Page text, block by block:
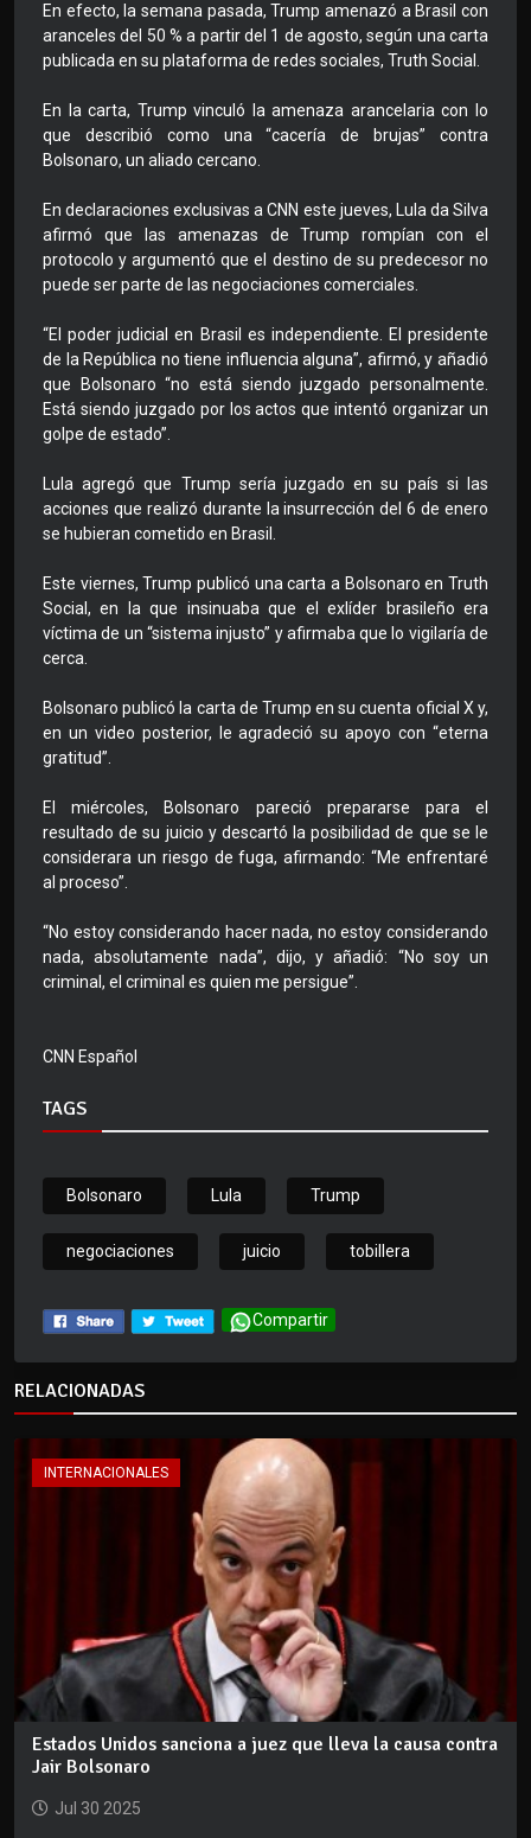
En efecto, la semana pasada, Trump amenazó a Brasil con
aranceles del 50 % a partir del 1 de agosto, según una carta
publicada en su plataforma de redes sociales, Truth Social.
En la carta, Trump vinculó la amenaza arancelaria con lo
que describió como una “cacería de brujas” contra
Bolsonaro, un aliado cercano.
En declaraciones exclusivas a CNN este jueves, Lula da Silva
afirmó que las amenazas de Trump rompían con el
protocolo y argumentó que el destino de su predecesor no
puede ser parte de las negociaciones comerciales.
“El poder judicial en Brasil es independiente. El presidente
de la República no tiene influencia alguna”, afirmó, y añadió
que Bolsonaro “no está siendo juzgado personalmente.
Está siendo juzgado por los actos que intentó organizar un
golpe de estado”.
Lula agregó que Trump sería juzgado en su país si las
acciones que realizó durante la insurrección del 6 de enero
se hubieran cometido en Brasil.
Este viernes, Trump publicó una carta a Bolsonaro en Truth
Social, en la que insinuaba que el exlíder brasileño era
víctima de un “sistema injusto” y afirmaba que lo vigilaría de
cerca.
Bolsonaro publicó la carta de Trump en su cuenta oficial X y,
en un video posterior, le agradeció su apoyo con “eterna
gratitud”.
El miércoles, Bolsonaro pareció prepararse para el
resultado de su juicio y descartó la posibilidad de que se le
considerara un riesgo de fuga, afirmando: “Me enfrentaré
al proceso”.
“No estoy considerando hacer nada, no estoy considerando
nada, absolutamente nada”, dijo, y añadió: “No soy un
criminal, el criminal es quien me persigue”.
CNN Español
TAGS
Bolsonaro Lula Trump
negociaciones juicio tobillera
Compartir
RELACIONADAS
INTERNACIONALES
Estados Unidos sanciona a juez que lleva la causa contra
Jair Bolsonaro
Jul 30 2025